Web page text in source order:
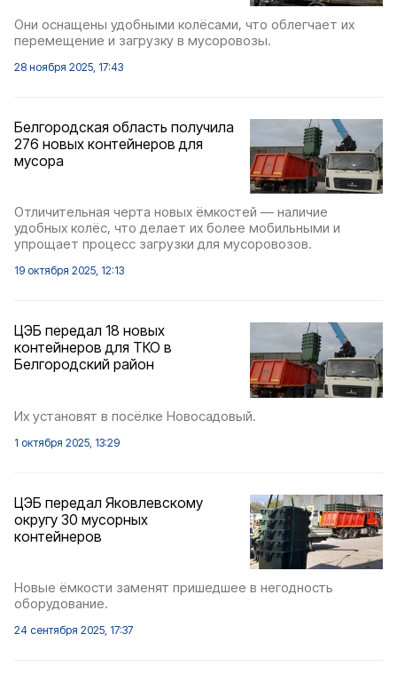
Они оснащены удобными колёсами, что облегчает их
перемещение и загрузку в мусоровозы.
28 ноября 2025, 17:43
Белгородская область получила
276 новых контейнеров для
мусора
Отличительная черта новых ёмкостей — наличие
удобных колёс, что делает их более мобильными и
упрощает процесс загрузки для мусоровозов.
19 октября 2025, 12:13
ЦЭБ передал 18 новых
контейнеров для ТКО в
Белгородский район
Их установят в посёлке Новосадовый.
1 октября 2025, 13:29
ЦЭБ передал Яковлевскому
округу 30 мусорных
контейнеров
Новые ёмкости заменят пришедшее в негодность
оборудование.
24 сентября 2025, 17:37